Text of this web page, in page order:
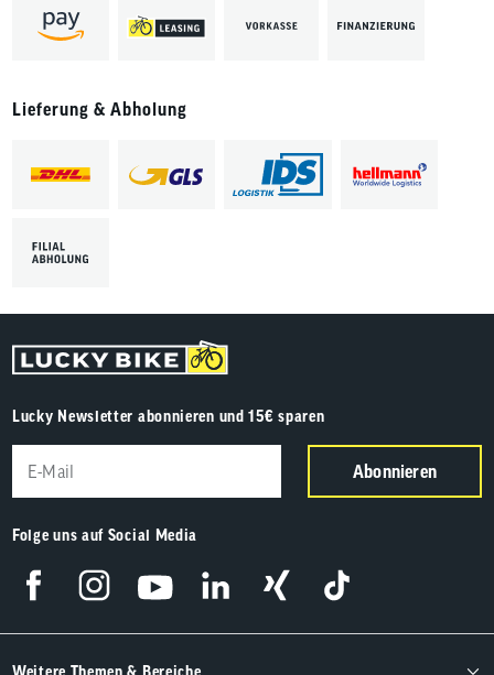
Lieferung & Abholung
Lucky Newsletter abonnieren und 15€ sparen
Abonnieren
Folge uns auf Social Media